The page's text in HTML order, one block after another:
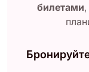
билетами,